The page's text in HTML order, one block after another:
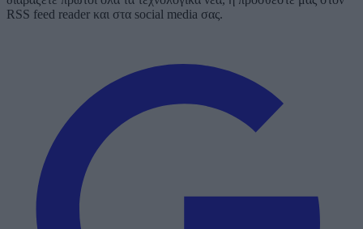
RSS feed reader και στα social media σας.